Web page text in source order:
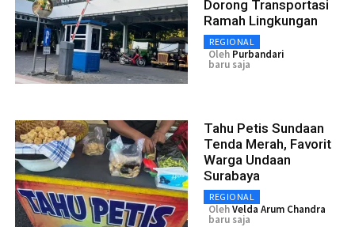
Dorong Transportasi
Ramah Lingkungan
REGIONAL
Oleh Purbandari
baru saja
Tahu Petis Sundaan
Tenda Merah, Favorit
Warga Undaan
Surabaya
REGIONAL
OlehVelda Arum Chandra
baru saja